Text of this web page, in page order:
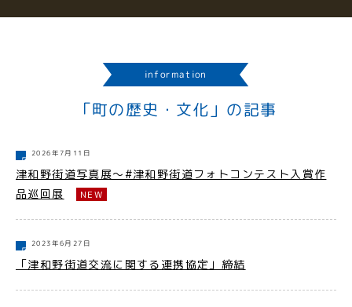
information
「町の歴史・文化」の記事
2026年7月11日
津和野街道写真展～#津和野街道フォトコンテスト入賞作
品巡回展
NEW
2023年6月27日
「津和野街道交流に関する連携協定」締結